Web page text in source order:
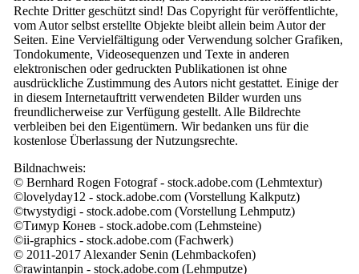
Rechte Dritter geschützt sind! Das Copyright für veröffentlichte,
vom Autor selbst erstellte Objekte bleibt allein beim Autor der
Seiten. Eine Vervielfältigung oder Verwendung solcher Grafiken,
Tondokumente, Videosequenzen und Texte in anderen
elektronischen oder gedruckten Publikationen ist ohne
ausdrückliche Zustimmung des Autors nicht gestattet. Einige der
in diesem Internetauftritt verwendeten Bilder wurden uns
freundlicherweise zur Verfügung gestellt. Alle Bildrechte
verbleiben bei den Eigentümern. Wir bedanken uns für die
kostenlose Überlassung der Nutzungsrechte.
Bildnachweis:
© Bernhard Rogen Fotograf - stock.adobe.com (Lehmtextur)
©lovelyday12 - stock.adobe.com (Vorstellung Kalkputz)
©twystydigi - stock.adobe.com (Vorstellung Lehmputz)
©Тимур Конев - stock.adobe.com (Lehmsteine)
©ii-graphics - stock.adobe.com (Fachwerk)
© 2011-2017 Alexander Senin (Lehmbackofen)
©rawintanpin - stock.adobe.com (Lehmputze)